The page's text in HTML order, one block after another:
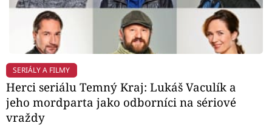
SERIÁLY A FILMY
Herci seriálu Temný Kraj: Lukáš Vaculík a
jeho mordparta jako odborníci na sériové
vraždy